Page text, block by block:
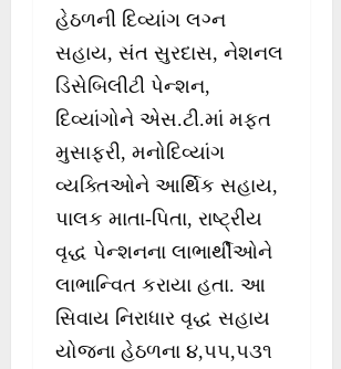
હેઠળની દિવ્યાંગ લગ્ન
સહાય, સંત સુરદાસ, નેશનલ
ડિસેબિલીટી પેન્શન,
દિવ્યાંગોને એસ.ટી.માં મફત
મુસાફરી, મનોદિવ્યાંગ
વ્યક્તિઓને આર્થિક સહાય,
પાલક માતા-પિતા, રાષ્ટ્રીય
વૃદ્ધ પેન્શનના લાભાર્થીઓને
લાભાન્વિત કરાયા હતા. આ
સિવાય નિરાધાર વૃદ્ધ સહાય
યોજના હેઠળના ૪,૫૫,૫૩૧